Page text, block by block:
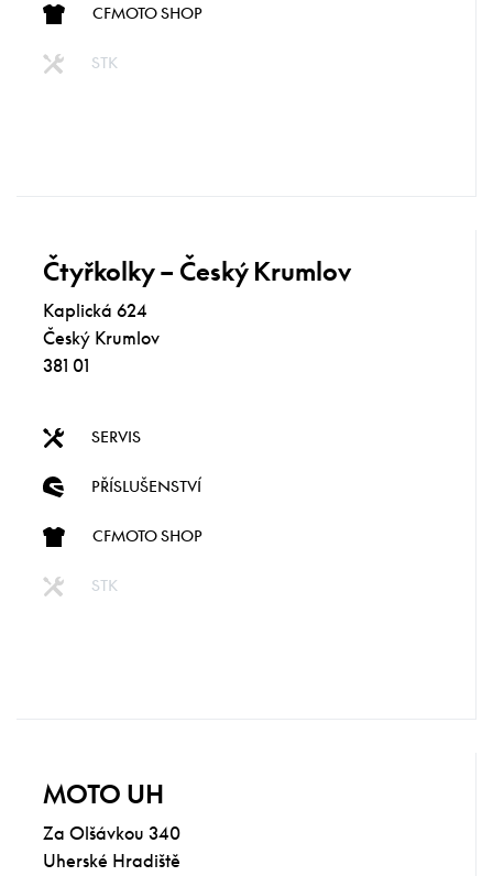
CFMOTO SHOP
STK
Čtyřkolky – Český Krumlov
Kaplická 624
Český Krumlov
381 01
SERVIS
PŘÍSLUŠENSTVÍ
CFMOTO SHOP
STK
MOTO UH
Za Olšávkou 340
Uherské Hradiště